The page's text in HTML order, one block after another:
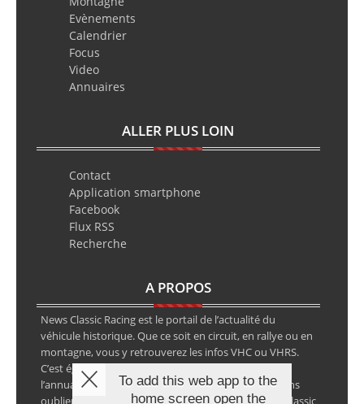
Evènements
Calendrier
Focus
Video
Annuaires
ALLER PLUS LOIN
Contact
Application smartphone
Facebook
Flux RSS
Recherche
A PROPOS
News Classic Racing est le portail de l’actualité du
véhicule historique. Que ce soit en circuit, en rallye ou en
montagne, vous y retrouverez les infos VHC ou VHRS.
C’est également le calendrier des épreuves ainsi que
l’annuaire des spécialistes de la voiture ancienne, sans
oublier les petites annonces avec notre partenaire Classic
To add this web app to the
home screen open the